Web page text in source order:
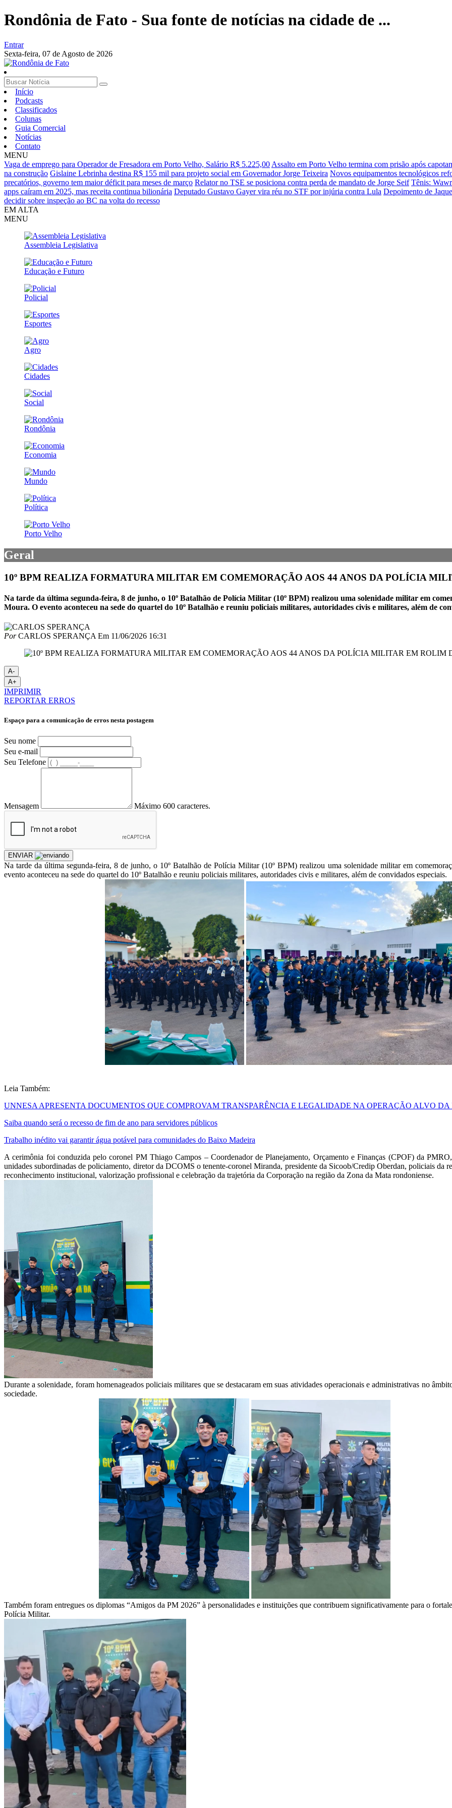
Rondônia de Fato - Sua fonte de notícias na cidade de ...
Entrar
Sexta-feira, 07 de Agosto de 2026
Início
Podcasts
Classificados
Colunas
Guia Comercial
Notícias
Contato
MENU
Vaga de emprego para Operador de Fresadora em Porto Velho, Salário R$ 5.225,00 Assalto em Porto Velho termina com prisão após
na construção Gislaine Lebrinha destina R$ 155 mil para projeto social em Governador Jorge Teixeira Novos equipamentos tecnológicos
precatórios, governo tem maior déficit para meses de março Relator no TSE se posiciona contra perda de mandato de Jorge Seif Tênis:
apps caíram em 2025, mas receita continua bilionária Deputado Gustavo Gayer vira réu no STF por injúria contra Lula Depoimento de
decidir sobre inspeção ao BC na volta do recesso
EM ALTA
MENU
Assembleia Legislativa
Educação e Futuro
Policial
Esportes
Agro
Cidades
Social
Rondônia
Economia
Mundo
Política
Porto Velho
Geral
10º BPM REALIZA FORMATURA MILITAR EM COMEMORAÇÃO AOS 44 ANOS DA POLÍCIA
Na tarde da última segunda-feira, 8 de junho, o 10º Batalhão de Polícia Militar (10º BPM) realizou uma solenidade militar em
Moura. O evento aconteceu na sede do quartel do 10º Batalhão e reuniu policiais militares, autoridades civis e militares, além de
PorCARLOS SPERANÇA Em 11/06/2026 16:31
A-
A+
IMPRIMIR
REPORTAR ERROS
Espaço para a comunicação de erros nesta postagem
Seu nome
Seu e-mail
Seu Telefone
Mensagem Máximo 600 caracteres.
ENVIAR
Na tarde da última segunda-feira, 8 de junho, o 10º Batalhão de Polícia Militar (10º BPM) realizou uma solenidade militar em
evento aconteceu na sede do quartel do 10º Batalhão e reuniu policiais militares, autoridades civis e militares, além de convidados especiais.
Leia Também:
UNNESA APRESENTA DOCUMENTOS QUE COMPROVAM TRANSPARÊNCIA E LEGALIDADE NA OPERAÇÃO ALVO DA
Saiba quando será o recesso de fim de ano para servidores públicos
Trabalho inédito vai garantir água potável para comunidades do Baixo Madeira
A cerimônia foi conduzida pelo coronel PM Thiago Campos – Coordenador de Planejamento, Orçamento e Finanças (CPOF) da
unidades subordinadas de policiamento, diretor da DCOMS o tenente-coronel Miranda, presidente da Sicoob/Credip Oberdan, policiais da
reconhecimento institucional, valorização profissional e celebração da trajetória da Corporação na região da Zona da Mata rondoniense.
Durante a solenidade, foram homenageados policiais militares que se destacaram em suas atividades operacionais e administrativas no
sociedade.
Também foram entregues os diplomas “Amigos da PM 2026” à personalidades e instituições que contribuem significativamente para o
Polícia Militar.